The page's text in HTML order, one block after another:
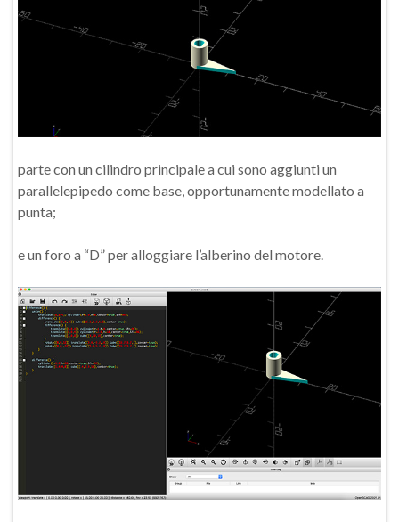
parte con un cilindro principale a cui sono aggiunti un
parallelepipedo come base, opportunamente modellato a
punta;
e un foro a “D” per alloggiare l’alberino del motore.